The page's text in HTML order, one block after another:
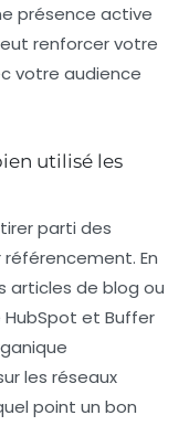
présence active
renforcer votre
votre audience
utilisé les
parti des
En
articles de blog ou
et Buffer
les réseaux
point un bon